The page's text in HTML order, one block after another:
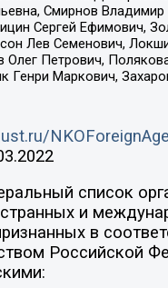
Смирнов Владимир
Сергей Ефимович,
Лев Семенович,
Олег Петрович,
Генри Маркович,
список
и
в
Российской